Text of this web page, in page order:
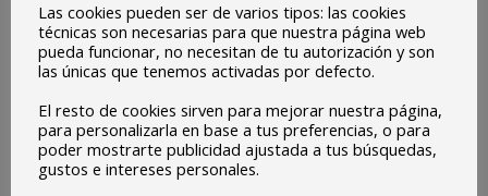
Las cookies pueden ser de varios tipos: las cookies
técnicas son necesarias para que nuestra página web
pueda funcionar, no necesitan de tu autorización y son
las únicas que tenemos activadas por defecto.
El resto de cookies sirven para mejorar nuestra página,
para personalizarla en base a tus preferencias, o para
poder mostrarte publicidad ajustada a tus búsquedas,
gustos e intereses personales.